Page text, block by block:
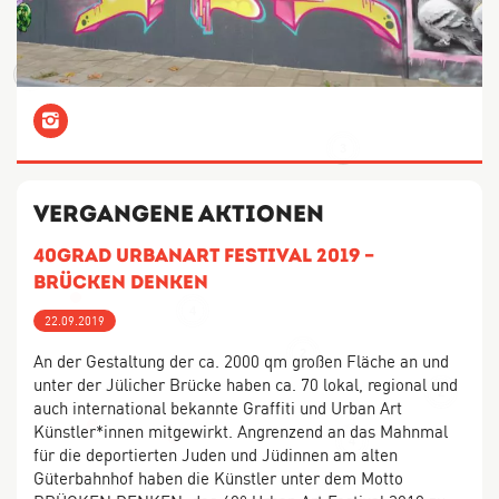
Instagram
Vergangene Aktionen
40grad urbanart Festival 2019 –
Brücken Denken
22.09.2019
An der Gestaltung der ca. 2000 qm großen Fläche an und
unter der Jülicher Brücke haben ca. 70 lokal, regional und
auch international bekannte Graffiti und Urban Art
Künstler*innen mitgewirkt. Angrenzend an das Mahnmal
für die deportierten Juden und Jüdinnen am alten
Güterbahnhof haben die Künstler unter dem Motto
2
4
2